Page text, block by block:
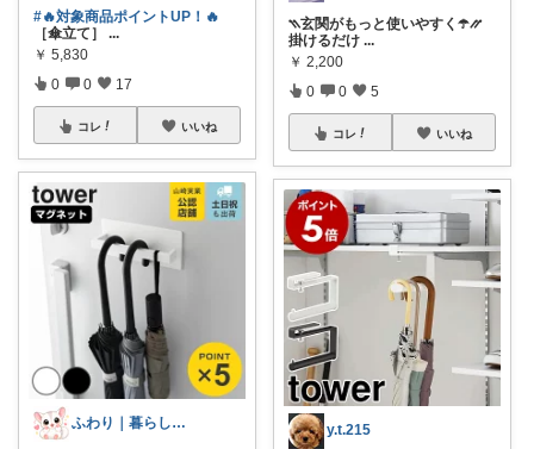
#🔥対象商品ポイントUP！🔥
［傘立て］ ...
￥ 5,830
0 0 17
コレ いいね
ふわり｜暮らしの負担をかるくする日用品
⳹玄関がもっと使いやすく☂️⳼
掛けるだけ ...
￥ 2,200
0 0 5
コレ いいね
y.t.215